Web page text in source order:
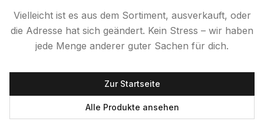
Vielleicht ist es aus dem Sortiment, ausverkauft, oder
die Adresse hat sich geändert. Kein Stress – wir haben
jede Menge anderer guter Sachen für dich.
Zur Startseite
Alle Produkte ansehen